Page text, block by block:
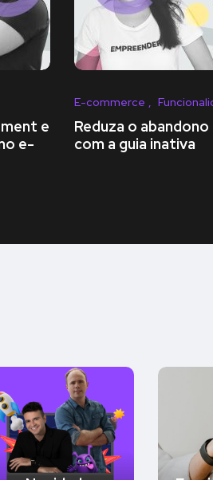
e
e-
E-commerce
Reduza o
com a guia inativa